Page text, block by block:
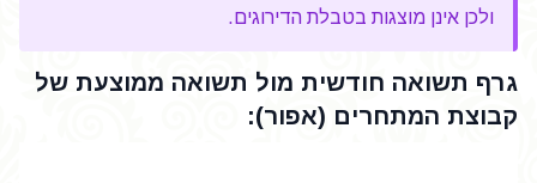
ולכן אינן מוצגות בטבלת הדירוגים.
גרף תשואה חודשית מול תשואה ממוצעת של
קבוצת המתחרים (אפור):